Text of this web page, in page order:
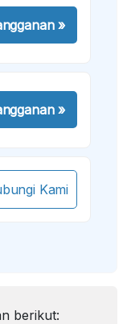
»
»
Kami
berikut: